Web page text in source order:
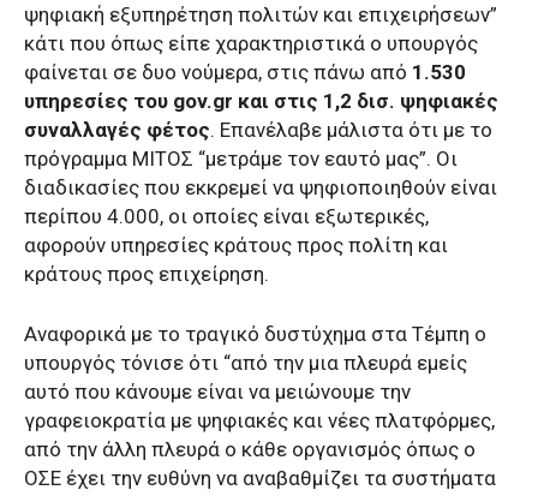
ψηφιακή εξυπηρέτηση πολιτών και επιχειρήσεων”
κάτι που όπως είπε χαρακτηριστικά ο υπουργός
φαίνεται σε δυο νούμερα, στις πάνω από 1.530
υπηρεσίες του gov.gr και στις 1,2 δισ. ψηφιακές
συναλλαγές φέτος. Επανέλαβε μάλιστα ότι με το
πρόγραμμα ΜΙΤΟΣ “μετράμε τον εαυτό μας”. Οι
διαδικασίες που εκκρεμεί να ψηφιοποιηθούν είναι
περίπου 4.000, οι οποίες είναι εξωτερικές,
αφορούν υπηρεσίες κράτους προς πολίτη και
κράτους προς επιχείρηση.
Αναφορικά με το τραγικό δυστύχημα στα Τέμπη ο
υπουργός τόνισε ότι “από την μια πλευρά εμείς
αυτό που κάνουμε είναι να μειώνουμε την
γραφειοκρατία με ψηφιακές και νέες πλατφόρμες,
από την άλλη πλευρά ο κάθε οργανισμός όπως ο
ΟΣΕ έχει την ευθύνη να αναβαθμίζει τα συστήματα